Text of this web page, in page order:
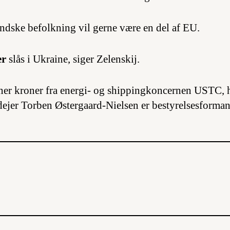
befolkning vil gerne være en del af EU.
slås i Ukraine, siger Zelenskij.
kroner fra energi- og shippingkoncernen USTC,
Torben Østergaard-Nielsen er